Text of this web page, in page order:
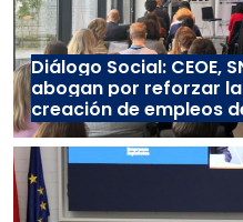
Diálogo Social: CEOE,
abogan por reforzar
creación de empleos